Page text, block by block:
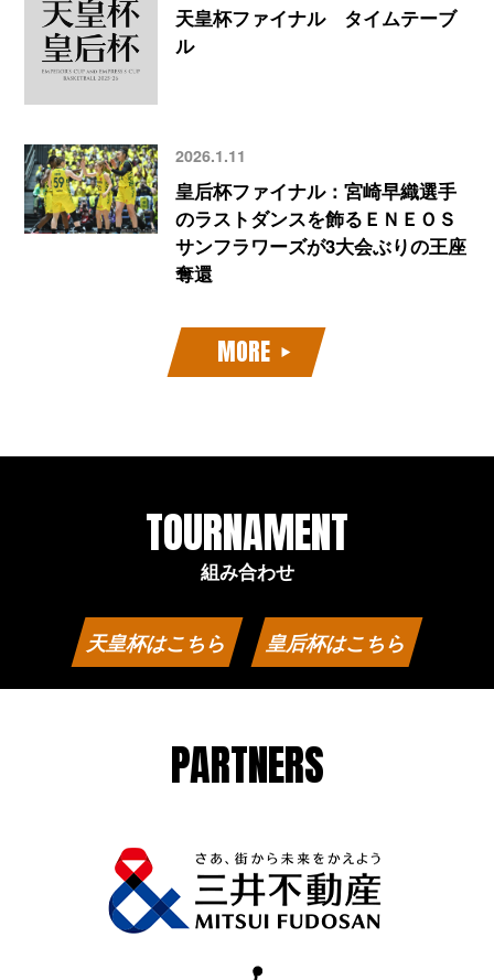
天皇杯ファイナル タイムテーブ
ル
2026.1.11
皇后杯ファイナル：宮崎早織選手
のラストダンスを飾るＥＮＥＯＳ
サンフラワーズが3大会ぶりの王座
奪還
MORE
TOURNAMENT
組み合わせ
天皇杯はこちら 皇后杯はこちら
PARTNERS